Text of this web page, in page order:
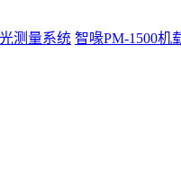
测量系统 智喙PM-1500机